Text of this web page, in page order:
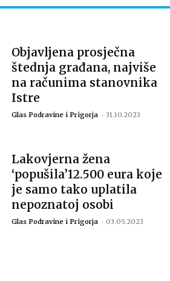
Objavljena prosječna
štednja građana, najviše
na računima stanovnika
Istre
Glas Podravine i Prigorja - 31.10.2023
Lakovjerna žena
‘popušila’12.500 eura koje
je samo tako uplatila
nepoznatoj osobi
Glas Podravine i Prigorja - 03.05.2023